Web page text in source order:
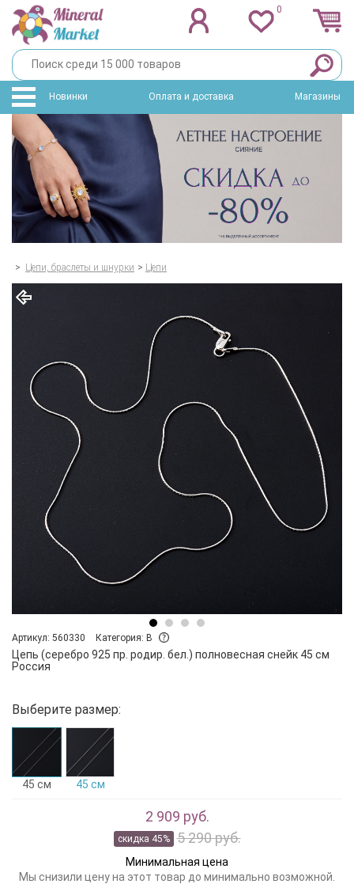
0
Новинки Оплата и доставка Магазины
> Цепи, браслеты и шнурки > Цепи
Артикул: 560330 Категория: B
Цепь (серебро 925 пр. родир. бел.) полновесная снейк 45 см
Россия
Выберите размер:
45 см 45 см
2 909 руб.
скидка 45% 5 290 руб.
Минимальная цена
Мы снизили цену на этот товар до минимально возможной.